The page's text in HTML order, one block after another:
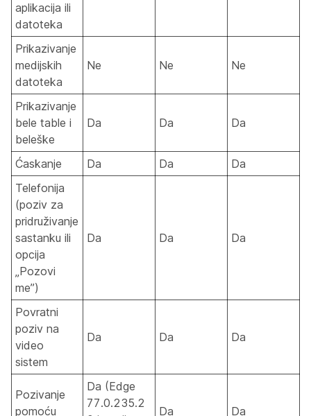
aplikacija ili
datoteka
Prikazivanje
medijskih
datoteka
Ne Ne Ne
Prikazivanje
bele table i
beleške
Da Da Da
Ćaskanje Da Da
Da
Telefonija
(poziv za
pridruživanje
sastanku ili
opcija
„Pozovi
me”)
Da Da Da
Povratni
poziv na
video
sistem
Da Da Da
Pozivanje
pomoću
Da (Edge
77.0.235.2
Da Da